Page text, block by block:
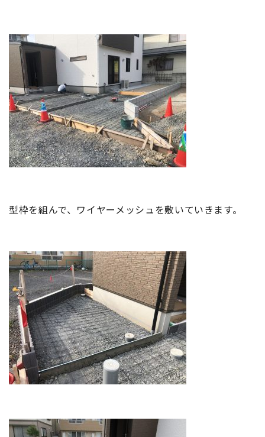
型枠を組んで、ワイヤーメッシュを敷いていきます。